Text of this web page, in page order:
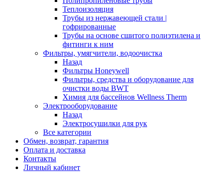
Теплоизоляция
Трубы из нержавеющей стали |
гофрированные
Трубы на основе сшитого полиэтилена и
фитинги к ним
Фильтры, умягчители, водоочистка
Назад
Фильтры Honeywell
Фильтры, средства и оборудование для
очистки воды BWT
Химия для бассейнов Wellness Therm
Электрооборудование
Назад
Электросушилки для рук
Все категории
Обмен, возврат, гарантия
Оплата и доставка
Контакты
Личный кабинет